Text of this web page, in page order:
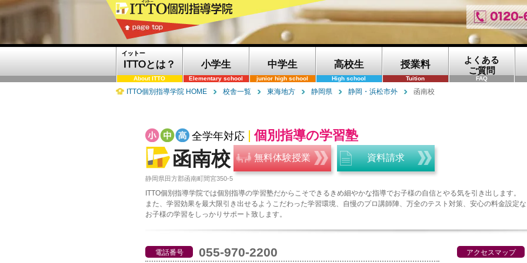
イットー
ITTOとは？
About ITTO
小学生
Elementary school
中学生
junior high school
高校生
High school
授業料
Tuition
よくある
ご質問
FAQ
ITTO個別指導学院 HOME 校舎一覧 東海地方 静岡県 静岡・浜松市外 函南校
全学年対応 個別指導の学習塾
函南校 無料体験授業 資料請求
静岡県田方郡函南町間宮350-5
ITTO個別指導学院では個別指導の学習塾だからこそできるきめ細やかな指導でお子様の自信とやる気を引き出します。
また、学習効果を最大限引き出せるようこだわった学習環境、自慢のプロ講師陣、万全のテスト対策、安心の料金設定
お子様の学習をしっかりサポート致します。
電話番号 055-970-2200 アクセスマップ